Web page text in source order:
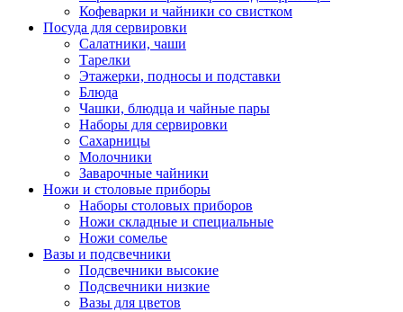
Кофеварки и чайники со свистком
Посуда для сервировки
Салатники, чаши
Тарелки
Этажерки, подносы и подставки
Блюда
Чашки, блюдца и чайные пары
Наборы для сервировки
Сахарницы
Молочники
Заварочные чайники
Ножи и столовые приборы
Наборы столовых приборов
Ножи складные и специальные
Ножи сомелье
Вазы и подсвечники
Подсвечники высокие
Подсвечники низкие
Вазы для цветов